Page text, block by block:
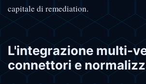
capitale di remediation.
L'integrazione multi-
connettori e